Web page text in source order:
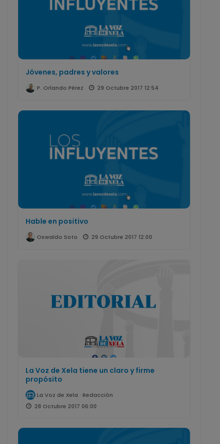
Jóvenes, padres y valores
P. Orlando Pérez 29 Octubre 2017 12:54
Hable en positivo
Oswaldo Soto 29 Octubre 2017 12:00
La Voz de Xela tiene un claro y firme
propósito
La Voz de Xela · Redacción
28 Octubre 2017 06:00